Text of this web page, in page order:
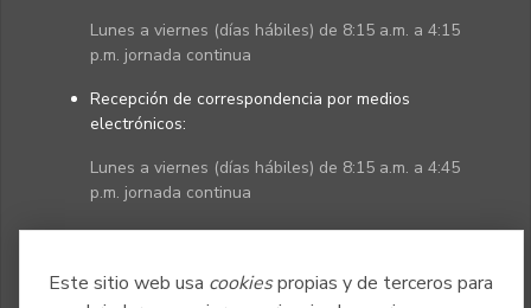
Este sitio web usa cookiespropias y de terceros para
Lunes a viernes (días hábiles) de 8:15 a.m. a 4:15
p.m. jornada continua
Recepción de correspondencia por medios
electrónicos:
Lunes a viernes (días hábiles) de 8:15 a.m. a 4:45
p.m. jornada continua